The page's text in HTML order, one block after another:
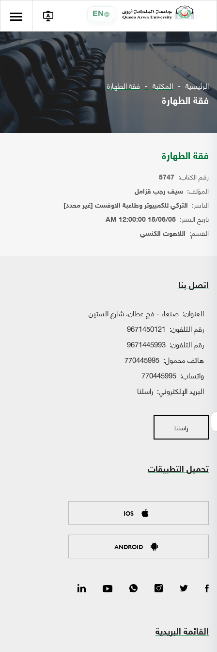
EN
الرئيسية المكتبة فقة الطهارة
فقة الطهارة
فقة الطهارة
رقم الكتاب: 5747
المؤلف: سيف رجب قزامل
الناشر: التركي للكمبيوتر وطاعبة الاوفست [غير محدد]
تاريخ النشر: 15/06/05 12:00:00 AM
القسم: اللاهوت الكنسي
اتصل بنا
العنوان: صنعاء - فج عطان، شارع الستين
رقم التلفون: 9671450121
رقم التلفون: 9671445993
هاتف محمول: 770445995
واتساب:
البريد الإلكتروني: راسلنا
راسلنا
تحميل التطبيقات
IOS
ANDROID
القائمة البريدية